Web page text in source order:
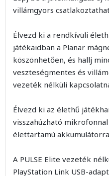
villámgyors
Élvezd ki a rendkívüli
játékaidban a Planar
köszönhetően, és hallj
veszteségmentes és
vezeték nélküli
Élvezd ki az élethű
visszahúzható
élettartamú
A PULSE Elite vezeték
PlayStation Link USB-